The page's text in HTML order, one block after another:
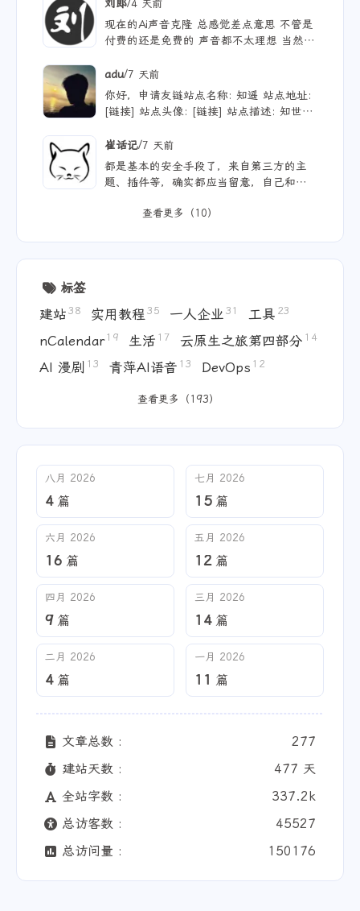
可以薅免费额度的API 还有DeepSeek的低
价API 太爽啦
刘郎/ 4 天前
现在的Ai声音克隆 总感觉差点意思 不管是
付费的还是免费的 声音都不太理想 当然
adu/ 7 天前
你好，申请友链站点名称: 知遥 站点地址:
[链接] 站点头像: [链接] 站点描述: 知世故
崔话记/ 7 天前
都是基本的安全手段了，来自第三方的主
题、插件等，确实都应当留意，自己和用ai
写的，也不能大意。
查看更多（10）
标签
建站 实用教程 一人企业 工具
nCalendar 生活 云原生之旅第四部分
AI 漫剧 青萍AI语音 DevOps
查看更多（193）
4 篇 15 篇
16 篇 12 篇
9 篇 14 篇
4 篇 11 篇
文章总数 :
277
建站天数 :
477 天
全站字数 :
337.2k
总访客数 :
45527
总访问量 :
150176